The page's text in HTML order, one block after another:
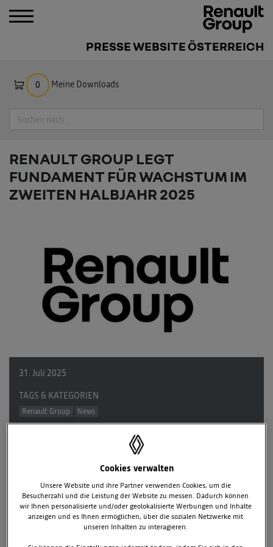
PRESSE WEBSITE ÖSTERREICH
0 Meine Downloads
Suche
RENAULT GROUP LEGT
FUNDAMENT FÜR WACHSTUM IM
ZWEITEN HALBJAHR 2025
31. Juli 2025
TAGS & KATEGORIEN
Renault Group News
Downloads
Konzernumsatz von 27,6 Milliarden Euro, plus 2,5 Prozent bzw.
plus 3,6 Prozent bei konstanten Wechselkursen* gegenüber
Cookies verwalten
Unsere Website und ihre Partner verwenden Cookies, um die
Besucherzahl und die Leistung der Website zu messen. Dadurch können
wir Ihnen personalisierte und/oder geolokalisierte Werbungen und Inhalte
anzeigen und es Ihnen ermöglichen, über die sozialen Netzwerke mit
unseren Inhalten zu interagieren.